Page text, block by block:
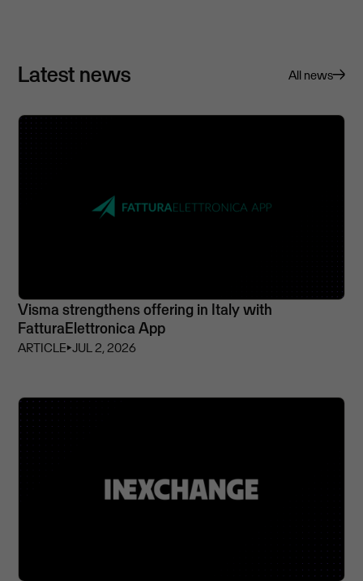
Latest news All news
Visma strengthens offering in Italy with
FatturaElettronica App
ARTICLE⏵JUL 2, 2026